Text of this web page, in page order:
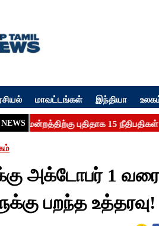
மாவட்டங்கள் இந்தியா
அக்டோபர் 1
பறந்த உத்தரவு!